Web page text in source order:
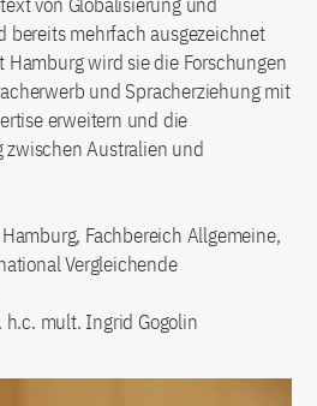
bereits mehrfach ausgezeichnet
Hamburg wird sie die Forschungen
und Spracherziehung mit
erweitern und die
zwischen Australien und
Fachbereich Allgemeine,
Vergleichende
h.c. mult. Ingrid Gogolin